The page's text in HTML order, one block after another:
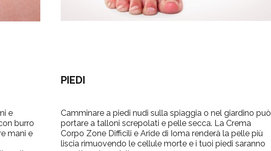
e
burro
mani e
PIEDI
Camminare a piedi nudi sulla spiaggia o nel giardino può
portare a talloni screpolati e pelle secca. La Crema
Corpo Zone Difficili e Aride di Ioma renderà la pelle più
liscia rimuovendo le cellule morte e i tuoi piedi saranno